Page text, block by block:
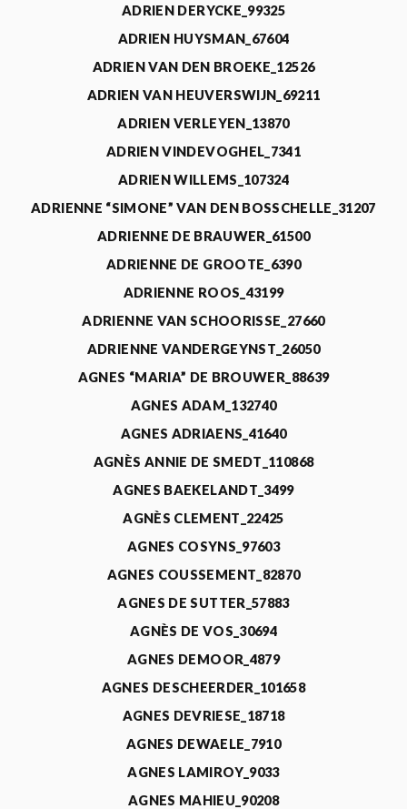
ADRIEN DERYCKE_99325
ADRIEN HUYSMAN_67604
ADRIEN VAN DEN BROEKE_12526
ADRIEN VAN HEUVERSWIJN_69211
ADRIEN VERLEYEN_13870
ADRIEN VINDEVOGHEL_7341
ADRIEN WILLEMS_107324
ADRIENNE “SIMONE” VAN DEN BOSSCHELLE_31207
ADRIENNE DE BRAUWER_61500
ADRIENNE DE GROOTE_6390
ADRIENNE ROOS_43199
ADRIENNE VAN SCHOORISSE_27660
ADRIENNE VANDERGEYNST_26050
AGNES “MARIA” DE BROUWER_88639
AGNES ADAM_132740
AGNES ADRIAENS_41640
AGNÈS ANNIE DE SMEDT_110868
AGNES BAEKELANDT_3499
AGNÈS CLEMENT_22425
AGNES COSYNS_97603
AGNES COUSSEMENT_82870
AGNES DE SUTTER_57883
AGNÈS DE VOS_30694
AGNES DEMOOR_4879
AGNES DESCHEERDER_101658
AGNES DEVRIESE_18718
AGNES DEWAELE_7910
AGNES LAMIROY_9033
AGNES MAHIEU_90208